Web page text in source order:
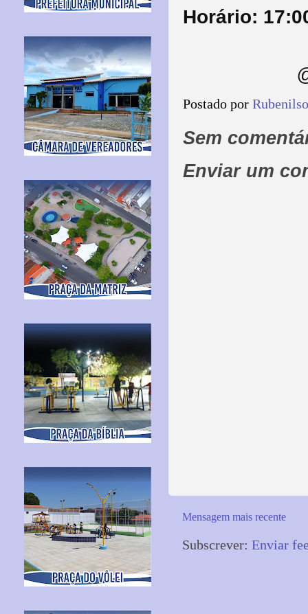
Horário:
Postado por
Sem
Enviar um
Mensagem mais recente
Subscrever: Enviar